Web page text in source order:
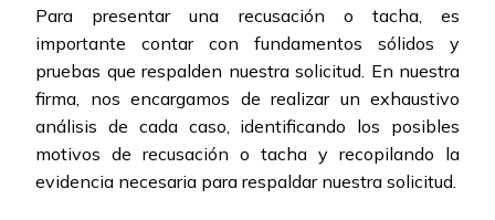
Para presentar una recusación o tacha, es
importante contar con fundamentos sólidos y
pruebas que respalden nuestra solicitud. En nuestra
firma, nos encargamos de realizar un exhaustivo
análisis de cada caso, identificando los posibles
motivos de recusación o tacha y recopilando la
evidencia necesaria para respaldar nuestra solicitud.